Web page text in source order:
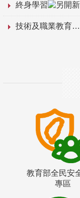
終身學習
技術及職業教育
教育部全民安
專區